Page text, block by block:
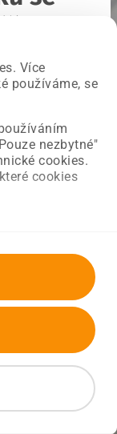
Více
používáme, se
nezbytné"
cookies.
cookies
opravujeme.
stránku.
strana